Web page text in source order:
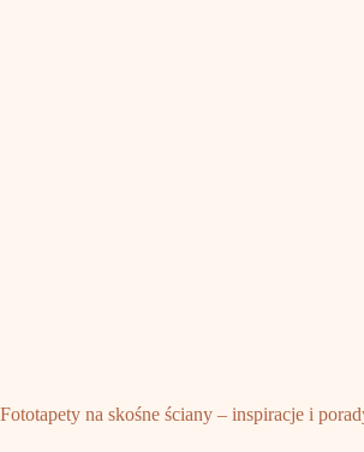
Fototapety na skośne ściany – inspiracje i